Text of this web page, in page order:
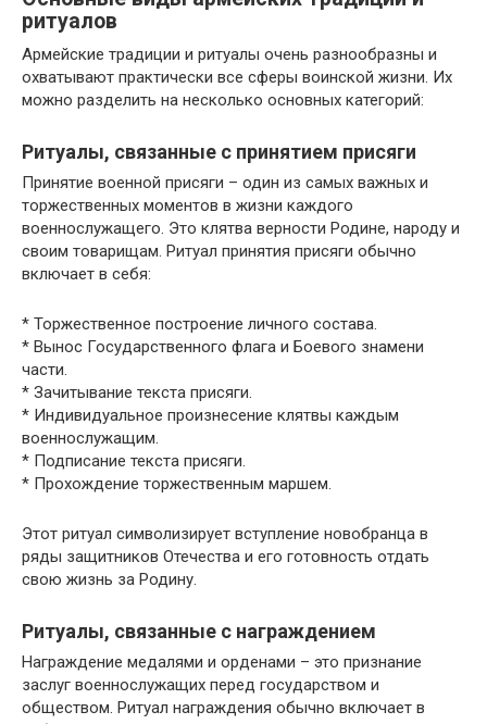
ритуалов
Армейские традиции и ритуалы очень разнообразны и
охватывают практически все сферы воинской жизни. Их
можно разделить на несколько основных категорий:
Ритуалы, связанные с принятием присяги
Принятие военной присяги – один из самых важных и
торжественных моментов в жизни каждого
военнослужащего. Это клятва верности Родине, народу и
своим товарищам. Ритуал принятия присяги обычно
включает в себя:
* Торжественное построение личного состава.
* Вынос Государственного флага и Боевого знамени
части.
* Зачитывание текста присяги.
* Индивидуальное произнесение клятвы каждым
военнослужащим.
* Подписание текста присяги.
* Прохождение торжественным маршем.
Этот ритуал символизирует вступление новобранца в
ряды защитников Отечества и его готовность отдать
свою жизнь за Родину.
Ритуалы, связанные с награждением
Награждение медалями и орденами – это признание
заслуг военнослужащих перед государством и
обществом. Ритуал награждения обычно включает в